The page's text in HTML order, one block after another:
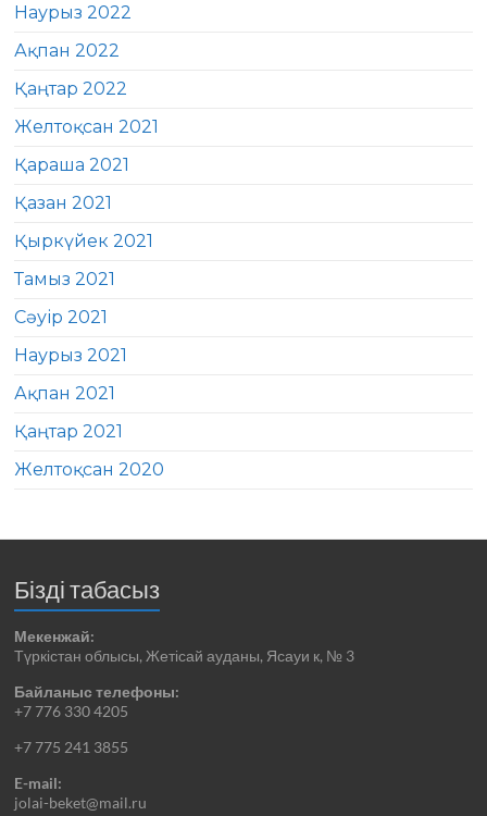
Наурыз 2022
Ақпан 2022
Қаңтар 2022
Желтоқсан 2021
Қараша 2021
Қазан 2021
Қыркүйек 2021
Тамыз 2021
Сәуір 2021
Наурыз 2021
Ақпан 2021
Қаңтар 2021
Желтоқсан 2020
Бізді табасыз
Мекенжай:
Түркістан облысы, Жетісай ауданы, Ясауи к, № 3
Байланыс телефоны:
+7 776 330 4205
+7 775 241 3855
E-mail:
jolai-beket@mail.ru